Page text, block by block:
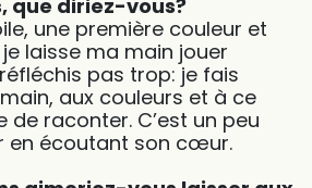
que diriez-vous?
une première couleur et
laisse ma main jouer
pas trop: je fais
aux couleurs et à ce
de raconter. C’est un peu
en écoutant son cœur.